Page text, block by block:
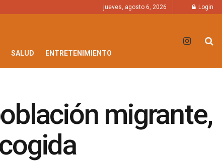
jueves, agosto 6, 2026 Login
SALUD ENTRETENIMIENTO
migrante,